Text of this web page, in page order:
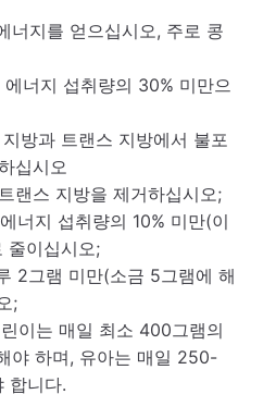
너지를 얻으십시오, 주로 콩
너지 섭취량의 30% 미만으
방과 트랜스 지방에서 불포
십시오
랜스 지방을 제거하십시오;
너지 섭취량의 10% 미만(이
줄이십시오;
2그램 미만(소금 5그램에 해
;
이는 매일 최소 400그램의
야 하며, 유아는 매일 250-
합니다.